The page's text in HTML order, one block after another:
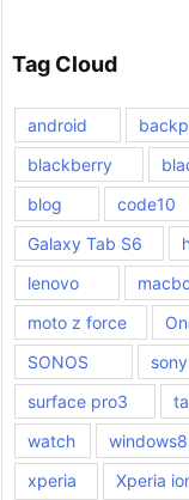
Tag Cloud
android
blackberry
blog
code10
Galaxy Tab S6
lenovo
moto z force
SONOS
sony
surface pro3
watch
windows8
xperia
Xperia